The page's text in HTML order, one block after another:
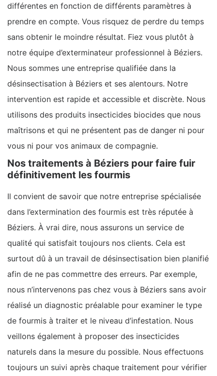
différentes en fonction de différents paramètres à
prendre en compte. Vous risquez de perdre du temps
sans obtenir le moindre résultat. Fiez vous plutôt à
notre équipe d’exterminateur professionnel à Béziers.
Nous sommes une entreprise qualifiée dans la
désinsectisation à Béziers et ses alentours. Notre
intervention est rapide et accessible et discrète. Nous
utilisons des produits insecticides biocides que nous
maîtrisons et qui ne présentent pas de danger ni pour
vous ni pour vos animaux de compagnie.
Nos traitements à Béziers pour faire fuir
définitivement les fourmis
Il convient de savoir que notre entreprise spécialisée
dans l’extermination des fourmis est très réputée à
Béziers. À vrai dire, nous assurons un service de
qualité qui satisfait toujours nos clients. Cela est
surtout dû à un travail de désinsectisation bien planifié
afin de ne pas commettre des erreurs. Par exemple,
nous n’intervenons pas chez vous à Béziers sans avoir
réalisé un diagnostic préalable pour examiner le type
de fourmis à traiter et le niveau d’infestation. Nous
veillons également à proposer des insecticides
naturels dans la mesure du possible. Nous effectuons
toujours un suivi après chaque traitement pour vérifier